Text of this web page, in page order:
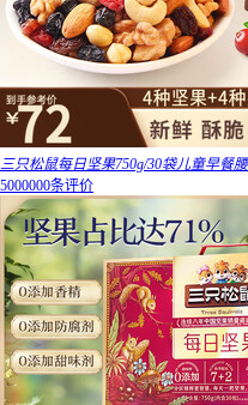
三只松鼠每日坚果750g/30袋儿童早餐
5000000条评价